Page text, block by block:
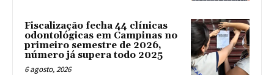
Fiscalização fecha 44 clínicas
odontológicas em Campinas no
primeiro semestre de 2026,
número já supera todo 2025
6 agosto, 2026